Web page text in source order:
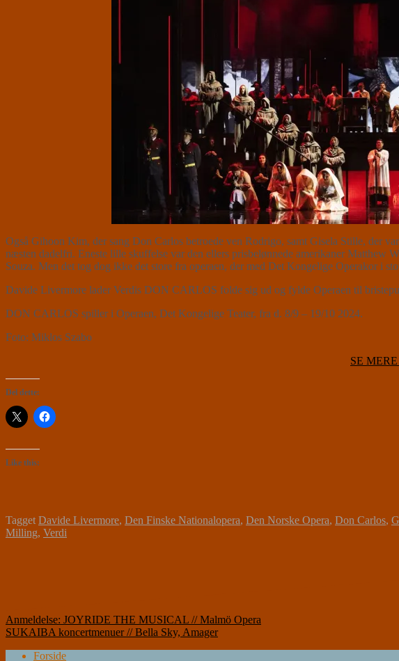
Også Gihoon Kim, der sang Don Carlos betroede ven Rodrigo, samt Gisela Stille, der
næsten dadelfri. Eneste lille skuffelse var den ellers prisbelønnede amerikaner Matthew
Souza. Men det tog dog ikke det store fra operaen, der med Det Kongelige Operakor i
Davide Livermore lader Verdis DON CARLOS folde sig ud og fylde Operaen til
DON CARLOS spiller i Operaen, Det Kongelige Teater, fra d. 8/9 – 19/10 2024.
Foto: Miklos Szabo
SE
Del dette:
Like this:
Tagget Davide Livermore, Den Finske Nationalopera, Den Norske Opera, Don Carlos,
Milling, Verdi
Indlægsnavigation
Anmeldelse: JOYRIDE THE MUSICAL // Malmö Opera
SUKAIBA koncertmenuer // Bella Sky, Amager
Forside